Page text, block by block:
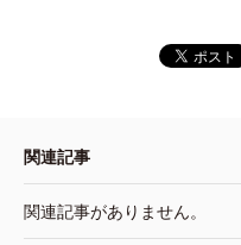
関連記事
関連記事がありません。